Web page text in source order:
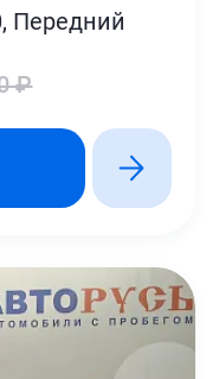
Передний
₽